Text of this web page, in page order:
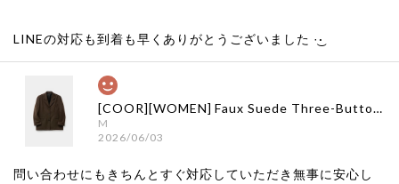
LINEの対応も到着も早くありがとうございました‪ ·͜·
[COOR][WOMEN] Faux Suede Three-Button Blazer (Dark Brown) 正規品 韓国ブランド 韓国通販 韓国代行 韓国ファッション クール クーア クアー 日本 店舗
M
2026/06/03
問い合わせにもきちんとすぐ対応していただき無事に安心し